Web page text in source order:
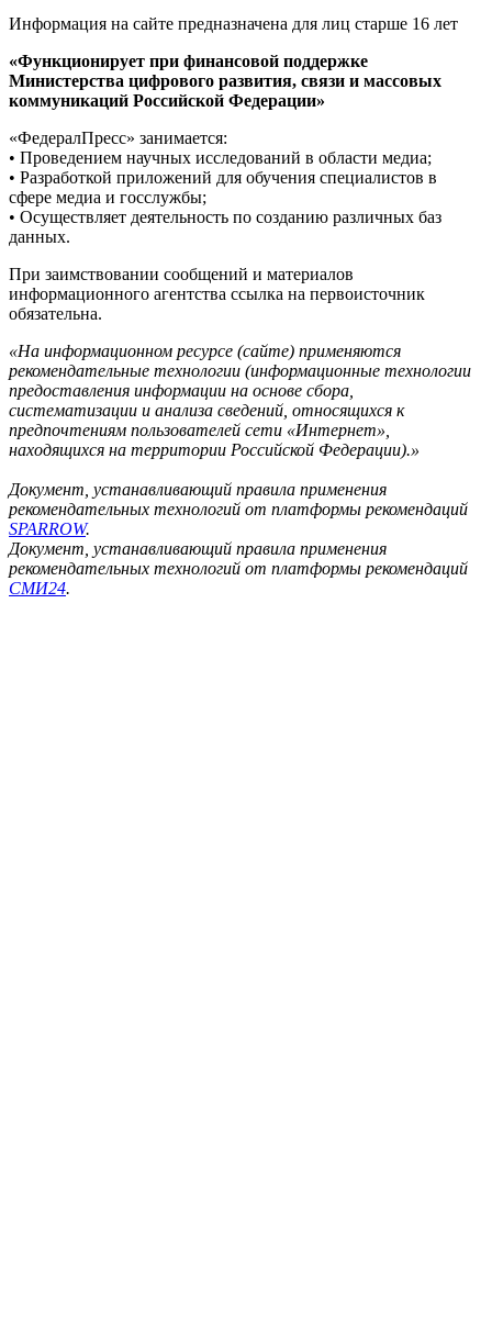
Информация на сайте предназначена для лиц старше 16 лет
«Функционирует при финансовой поддержке
Министерства цифрового развития, связи и массовых
коммуникаций Российской Федерации»
«ФедералПресс» занимается:
• Проведением научных исследований в области медиа;
• Разработкой приложений для обучения специалистов в
сфере медиа и госслужбы;
• Осуществляет деятельность по созданию различных баз
данных.
При заимствовании сообщений и материалов
информационного агентства ссылка на первоисточник
обязательна.
«На информационном ресурсе (сайте) применяются
рекомендательные технологии (информационные технологии
предоставления информации на основе сбора,
систематизации и анализа сведений, относящихся к
предпочтениям пользователей сети «Интернет»,
находящихся на территории Российской Федерации).»
Документ, устанавливающий правила применения
рекомендательных технологий от платформы рекомендаций
SPARROW.
Документ, устанавливающий правила применения
рекомендательных технологий от платформы рекомендаций
СМИ24.